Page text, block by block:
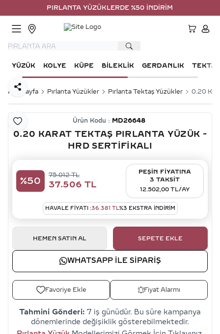
PIRLANTA YÜZÜKLERDE %50 İNDİRİM
YÜZÜK KOLYE KÜPE BILEKLIK GERDANLIK TEKTAŞ
Ana Sayfa Pırlanta Yüzükler Pırlanta Tektaş Yüzükler 0.20
Favoriye Ekle
Paylaş
Ürün Kodu : MD26648
0.20 KARAT TEKTAŞ PIRLANTA YÜZÜK -
HRD SERTIFIKALI
%50
75.012TL
37.506 TL
PEŞİN FİYATINA
3 TAKSİT
12.502,00 TL/AY
HAVALE FIYATI :36.381 TL%3 EKSTRA İNDİRİM
HEMEN SATIN AL SEPETE EKLE
WHATSAPP ILE SIPARIŞ
Favoriye Ekle Fiyat Alarmı
Tahmini Gönderi: 7 iş günüdür. Bu süre kampanya
dönemlerinde değişiklik gösterebilmektedir.